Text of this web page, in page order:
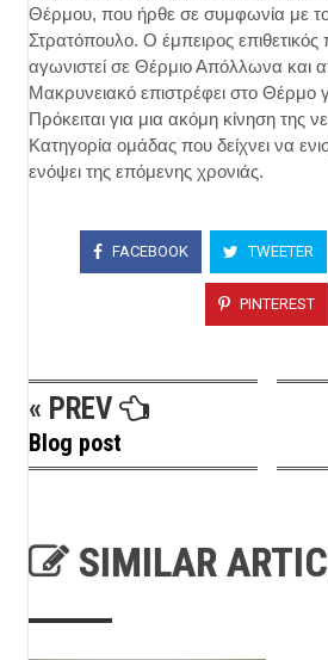
Θέρμου, που ήρθε σε συμφωνία με
Στρατόπουλο. Ο έμπειρος
αγωνιστεί σε Θέρμιο Απόλλωνα και
Μακρυνειακό επιστρέφει στο Θέρμο
Πρόκειται για μια ακόμη κίνηση της
Κατηγορία ομάδας που δείχνει να
ενόψει της επόμενης χρονιάς.
FACEBOOK TWEETER
PINTEREST
« PREV
Blog post
SIMILAR